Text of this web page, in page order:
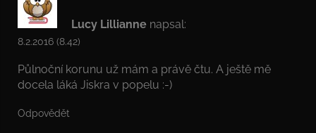
Lucy Lillianne napsal:
8.2.2016 (8.42)
Půlnoční korunu už mám a právě čtu. A ještě mě
docela láká Jiskra v popelu :-)
Odpovědět